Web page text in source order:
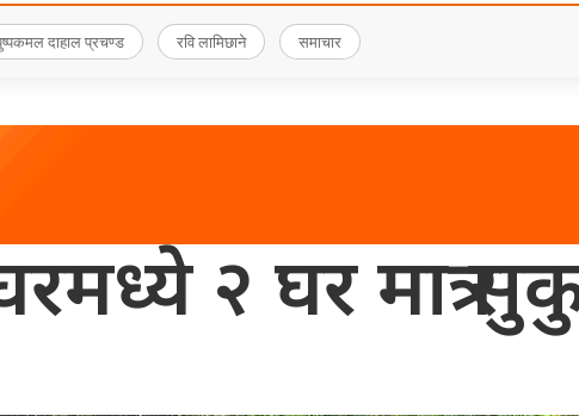
दाहाल प्रचण्ड रवि लामिछाने समाचार
२ घर मात्र